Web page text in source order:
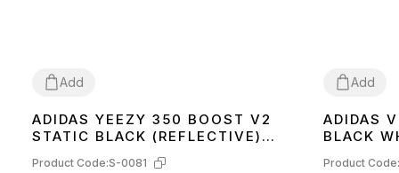
Add
36 3738 39 404142 4445
ADIDAS YEEZY 350 BOOST V2
STATIC BLACK (REFLECTIVE)
Product Code:S-0081
Add
36 3738 39
ADIDAS
BLACK
Product